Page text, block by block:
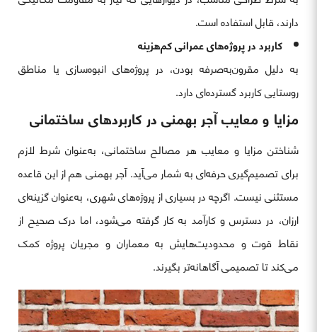
دارند، قابل استفاده است.
کاربرد در پروژه‌های عمرانی کم‌هزینه
به دلیل مقرون‌به‌صرفه بودن، در پروژه‌های انبوه‌سازی یا مناطق
روستایی کاربرد گسترده‌ای دارد.
مزایا و معایب آجر بهمنی در کاربردهای ساختمانی
شناختن مزایا و معایب هر مصالح ساختمانی، به‌عنوان شرط لازم
برای تصمیم‌گیری حرفه‌ای به شمار می‌آید. آجر بهمنی هم از این قاعده
مستثنی نیست. اگرچه در بسیاری از پروژه‌های شهری، به‌عنوان گزینه‌ای
ارزان، در دسترس و کارآمد به کار گرفته می‌شود، اما درک صحیح از
نقاط قوت و محدودیت‌هایش به معماران و مجریان پروژه کمک
می‌کند تا تصمیمی آگاهانه‌تر بگیرند.